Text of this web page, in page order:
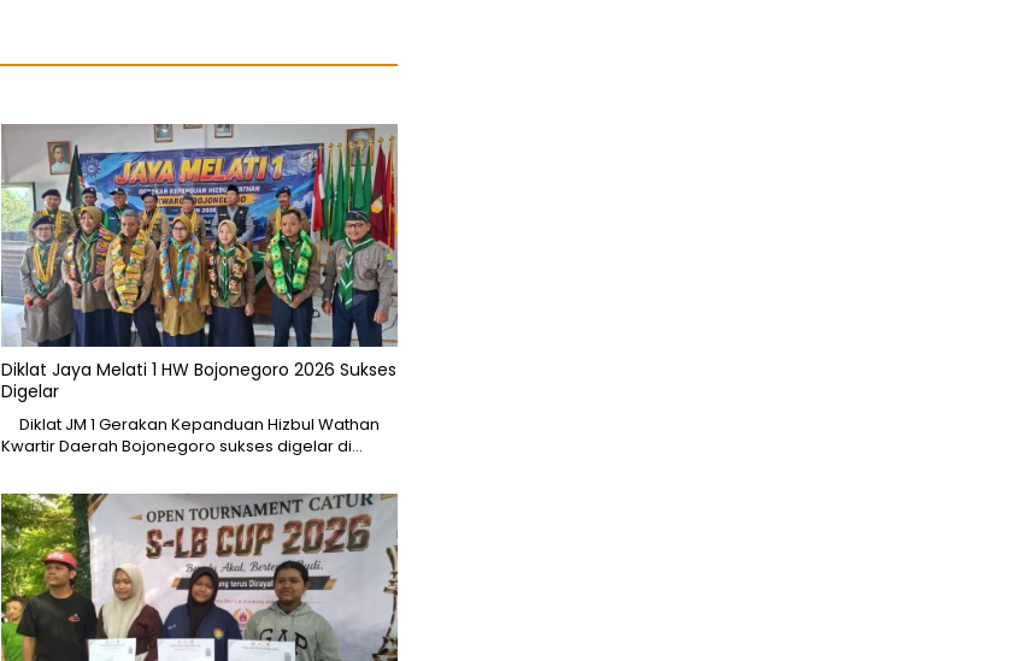
Diklat Jaya Melati 1 HW Bojonegoro 2026 Sukses
Digelar
Diklat JM 1 Gerakan Kepanduan Hizbul Wathan
Kwartir Daerah Bojonegoro sukses digelar di…